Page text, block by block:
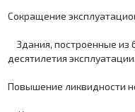
Сокращение
Здания, построенные из
десятилетия эксплуатации.
Повышение ликвидности